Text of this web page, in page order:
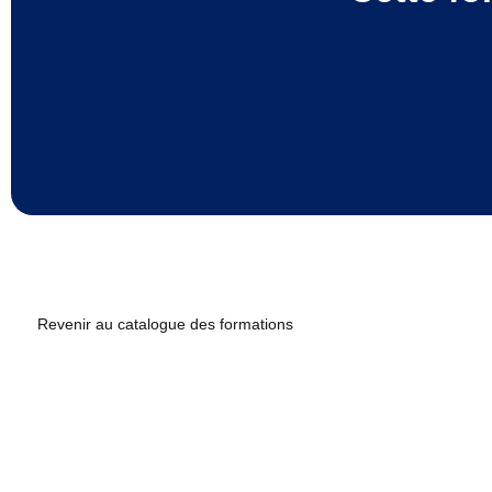
Revenir au catalogue des formations